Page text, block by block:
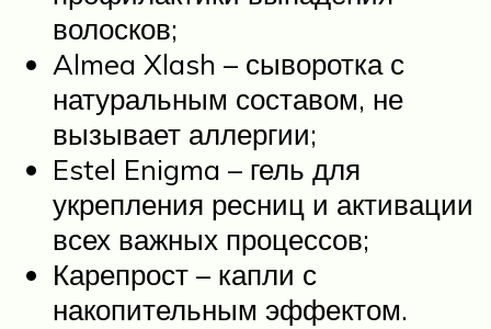
волосков;
Almea Xlash – сыворотка с
натуральным составом, не
вызывает аллергии;
Estel Enigma – гель для
укрепления ресниц и активации
всех важных процессов;
Карепрост – капли с
накопительным эффектом.